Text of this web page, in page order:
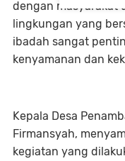
dengan masyarakat
lingkungan yang
ibadah sangat
kenyamanan dan
Kepala Desa
Firmansyah,
kegiatan yang